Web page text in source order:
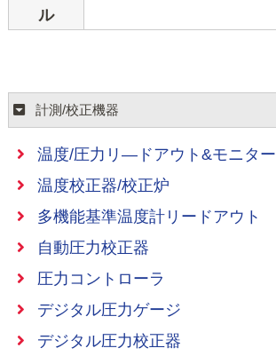
計測/校正機器
温度/圧力リ―ドアウト&モニター
温度校正器/校正炉
多機能基準温度計リードアウト
自動圧力校正器
圧力コントローラ
デジタル圧力ゲージ
デジタル圧力校正器
ル